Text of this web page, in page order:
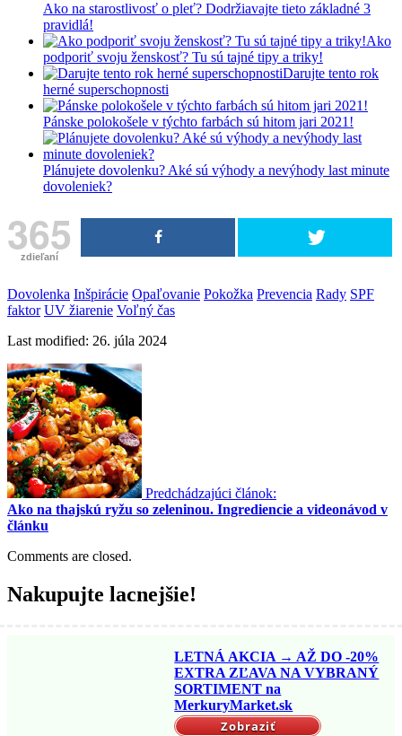
Ako na starostlivosť o pleť? Dodržiavajte tieto základné 3
pravidlá!
Ako
podporiť svoju ženskosť? Tu sú tajné tipy a triky!
Darujte tento rok
herné superschopnosti
Pánske polokošele v týchto farbách sú hitom jari 2021!
Plánujete dovolenku? Aké sú výhody a nevýhody last minute
dovoleniek?
365
zdieľaní
Dovolenka Inšpirácie Opaľovanie Pokožka Prevencia Rady SPF
faktor UV žiarenie Voľný čas
Last modified: 26. júla 2024
Predchádzajúci článok:
Ako na thajskú ryžu so zeleninou. Ingrediencie a videonávod v
článku
Comments are closed.
Nakupujte lacnejšie!
LETNÁ AKCIA → AŽ DO -20%
EXTRA ZĽAVA NA VYBRANÝ
SORTIMENT na
MerkuryMarket.sk
Zobraziť